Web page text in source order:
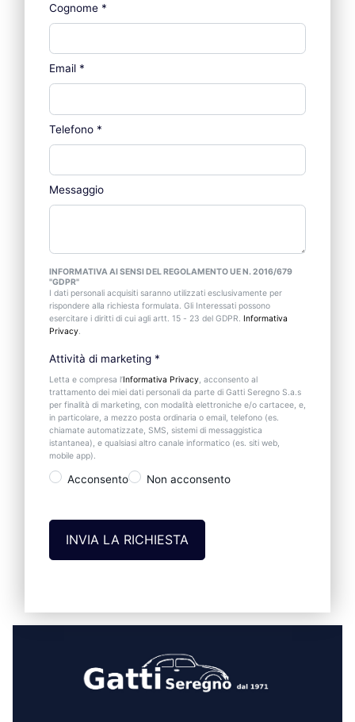
Cognome *
Email *
Telefono *
Messaggio
INFORMATIVA AI SENSI DEL REGOLAMENTO UE N. 2016/679
"GDPR"
I dati personali acquisiti saranno utilizzati esclusivamente per
rispondere alla richiesta formulata. Gli Interessati possono
esercitare i diritti di cui agli artt. 15 - 23 del GDPR. Informativa
Privacy.
Attività di marketing *
Letta e compresa l’Informativa Privacy, acconsento al
trattamento dei miei dati personali da parte di Gatti Seregno S.a.s
per finalità di marketing, con modalità elettroniche e/o cartacee, e,
in particolare, a mezzo posta ordinaria o email, telefono (es.
chiamate automatizzate, SMS, sistemi di messaggistica
istantanea), e qualsiasi altro canale informatico (es. siti web,
mobile app).
Acconsento Non acconsento